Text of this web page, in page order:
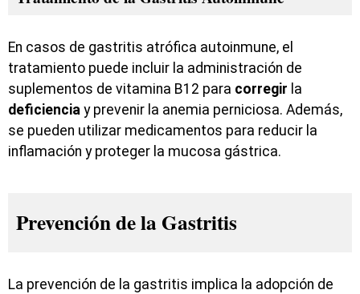
En casos de gastritis atrófica autoinmune, el
tratamiento puede incluir la administración de
suplementos de vitamina B12 para corregir la
deficiencia y prevenir la anemia perniciosa. Además,
se pueden utilizar medicamentos para reducir la
inflamación y proteger la mucosa gástrica.
Prevención de la Gastritis
La prevención de la gastritis implica la adopción de